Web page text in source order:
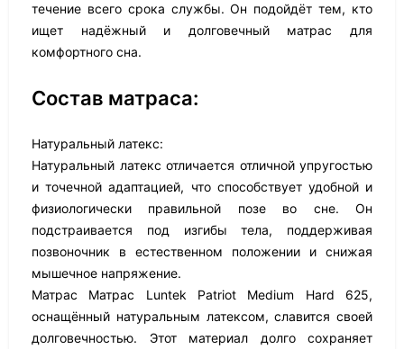
течение всего срока службы. Он подойдёт тем, кто
ищет надёжный и долговечный матрас для
комфортного сна.
Состав матраса:
Натуральный латекс:
Натуральный латекс отличается отличной упругостью
и точечной адаптацией, что способствует удобной и
физиологически правильной позе во сне. Он
подстраивается под изгибы тела, поддерживая
позвоночник в естественном положении и снижая
мышечное напряжение.
Матрас Матрас Luntek Patriot Medium Hard 625,
оснащённый натуральным латексом, славится своей
долговечностью. Этот материал долго сохраняет